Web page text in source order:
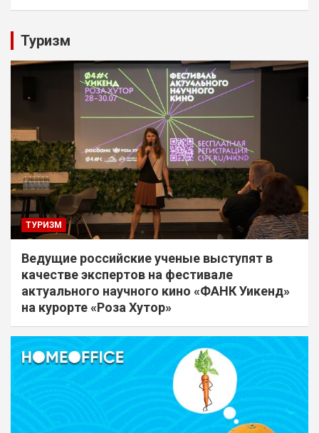
Туризм
ТУРИЗМ
Ведущие российские ученые выступят в
качестве экспертов на фестивале
актуального научного кино «ФАНК Уикенд»
на курорте «Роза Хутор»